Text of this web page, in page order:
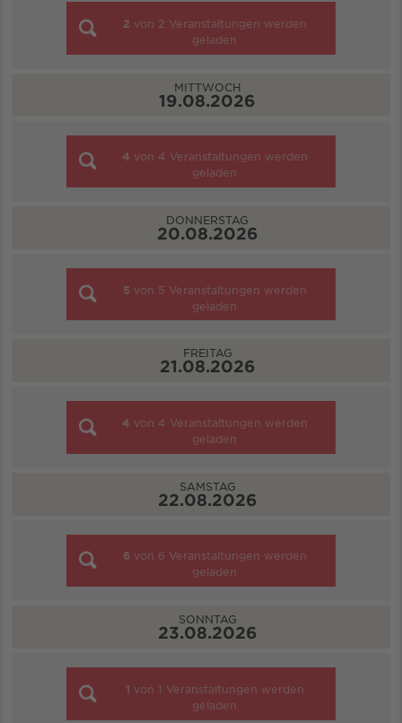
2 von 2 Veranstaltungen werden
geladen
MITTWOCH
19.08.2026
4 von 4 Veranstaltungen werden
geladen
DONNERSTAG
20.08.2026
5 von 5 Veranstaltungen werden
geladen
FREITAG
21.08.2026
4 von 4 Veranstaltungen werden
geladen
SAMSTAG
22.08.2026
6 von 6 Veranstaltungen werden
geladen
SONNTAG
23.08.2026
1 von 1 Veranstaltungen werden
geladen